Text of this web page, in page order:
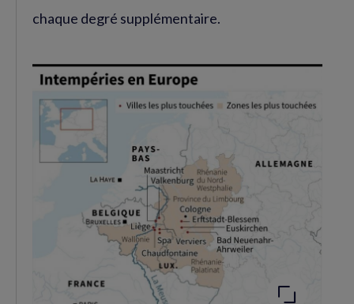
chaque degré supplémentaire.
Agrandir
l'image